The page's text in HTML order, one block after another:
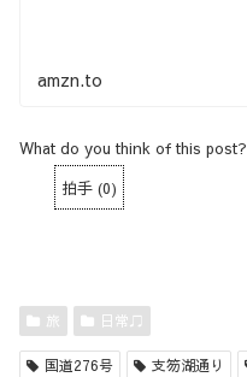
amzn.to
What do you think of this post?
拍手 (0)
旅 日常♫
国道276号 支笏湖通り